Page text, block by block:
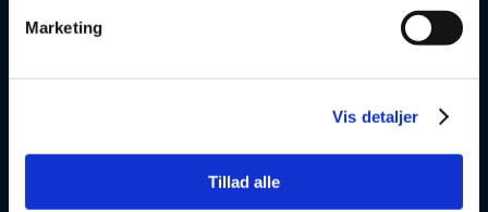
Marketing
Vis detaljer
Tillad alle